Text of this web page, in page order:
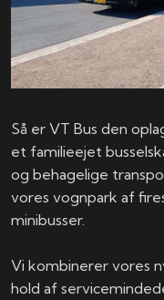
Så er VT Bus den
et familieejet
og behagelige
vores vognpark af
minibusser.
Vi kombinerer vores
hold af